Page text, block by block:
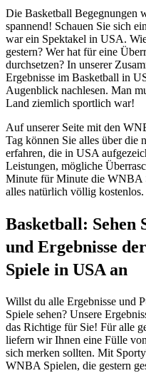
Die Basketball Begegnungen
spannend! Schauen Sie sich
war ein Spektakel in USA.
gestern? Wer hat für eine
durchsetzen? In unserer
Ergebnisse im Basketball in
Augenblick nachlesen. Man
Land ziemlich sportlich war!
Auf unserer Seite mit den
Tag können Sie alles über die
erfahren, die in USA
Leistungen, mögliche
Minute für Minute die WNBA
alles natürlich völlig kostenlos.
Basketball: Sehen
und Ergebnisse
Spiele in USA an
Willst du alle Ergebnisse und
Spiele sehen? Unsere
das Richtige für Sie! Für alle
liefern wir Ihnen eine Fülle
sich merken sollten. Mit
WNBA Spielen, die gestern